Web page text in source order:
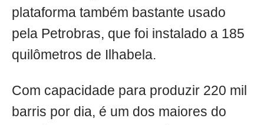
plataforma também bastante usado
pela Petrobras, que foi instalado a 185
quilômetros de Ilhabela.
Com capacidade para produzir 220 mil
barris por dia, é um dos maiores do